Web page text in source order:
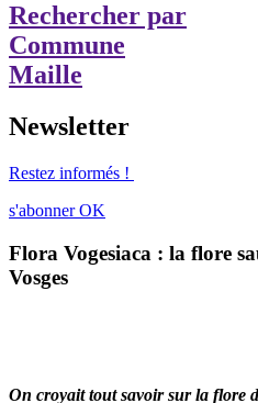
Rechercher par
Commune
Maille
Newsletter
Restez informés !
s'abonner OK
Flora Vogesiaca : la flore
Vosges
On croyait tout savoir sur la flore